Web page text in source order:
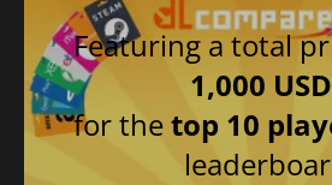
Featuring a total
1,000
for thetop 10